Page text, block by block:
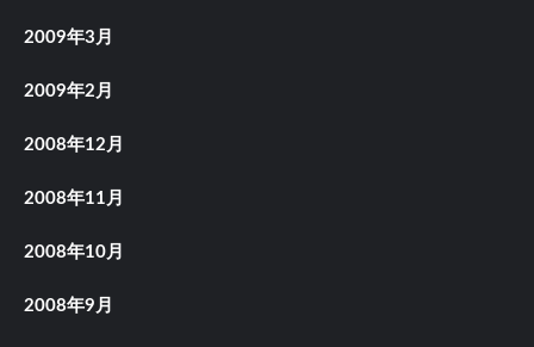
2009年3月
2009年2月
2008年12月
2008年11月
2008年10月
2008年9月